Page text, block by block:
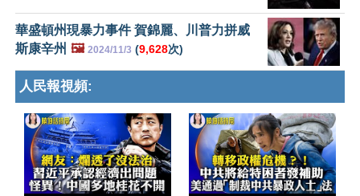
華盛頓州現暴力事件 賀錦麗、川普力拼威
斯康辛州 🖼️ 2024/11/3 (9,628次)
人民報視頻: